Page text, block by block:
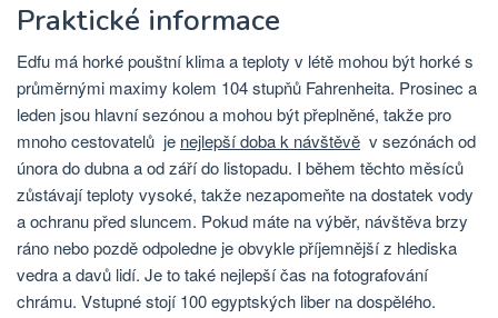
Praktické informace
Edfu má horké pouštní klima a teploty v létě mohou být horké s
průměrnými maximy kolem 104 stupňů Fahrenheita. Prosinec a
leden jsou hlavní sezónou a mohou být přeplněné, takže pro
mnoho cestovatelů je nejlepší doba k návštěvě v sezónách od
února do dubna a od září do listopadu. I během těchto měsíců
zůstávají teploty vysoké, takže nezapomeňte na dostatek vody
a ochranu před sluncem. Pokud máte na výběr, návštěva brzy
ráno nebo pozdě odpoledne je obvykle příjemnější z hlediska
vedra a davů lidí. Je to také nejlepší čas na fotografování
chrámu. Vstupné stojí 100 egyptských liber na dospělého.